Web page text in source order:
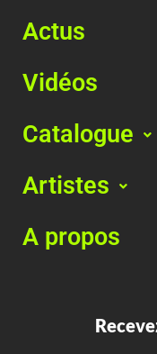
Actus
Vidéos
Catalogue
Artistes
A propos